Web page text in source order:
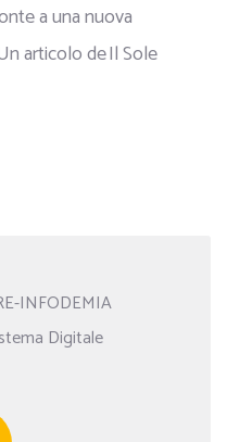
a una nuova
articolo de Il Sole
INFODEMIA
Digitale